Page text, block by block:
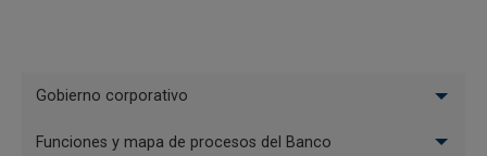
Seleccionado(a) Jóvenes Talento Artes
Menu
Banco
Gobierno corporativo
Funciones y mapa de procesos del Banco